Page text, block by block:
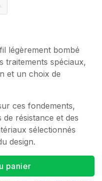
légèrement bombé
traitements spéciaux,
et un choix de
ces fondements,
résistance et des
sélectionnés
design.
panier